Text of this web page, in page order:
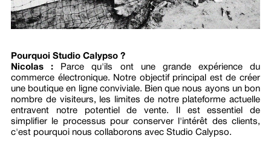
Pourquoi Studio Calypso ?
Nicolas : Parce qu'ils ont une grande expérience du
commerce électronique. Notre objectif principal est de créer
une boutique en ligne conviviale. Bien que nous ayons un bon
nombre de visiteurs, les limites de notre plateforme actuelle
entravent notre potentiel de vente. Il est essentiel de
simplifier le processus pour conserver l'intérêt des clients,
c'est pourquoi nous collaborons avec Studio Calypso.